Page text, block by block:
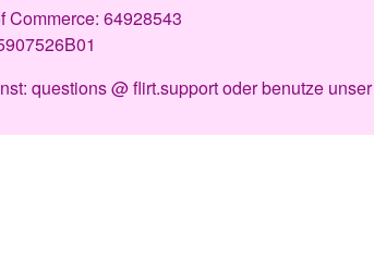
Commerce: 64928543
questions @ flirt.support oder benutze unser